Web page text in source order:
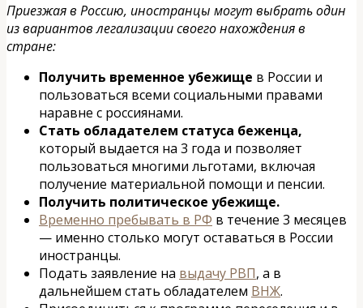
Приезжая в Россию, иностранцы могут выбрать один
из вариантов легализации своего нахождения в
стране:
Получить временное убежище в России и
пользоваться всеми социальными правами
наравне с россиянами.
Стать обладателем статуса беженца,
который выдается на 3 года и позволяет
пользоваться многими льготами, включая
получение материальной помощи и пенсии.
Получить политическое убежище.
Временно пребывать в РФ в течение 3 месяцев
— именно столько могут оставаться в России
иностранцы.
Подать заявление на выдачу РВП, а в
дальнейшем стать обладателем ВНЖ.